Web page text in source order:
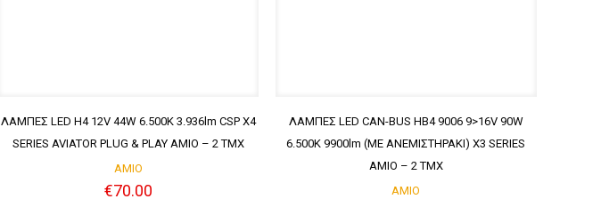
ΛΑΜΠΕΣ LED H4 12V 44W 6.500K 3.936lm CSP X4
SERIES AVIATOR PLUG & PLAY ΑΜΙΟ – 2 ΤMX
AMIO
€70.00
ΛΑΜΠΕΣ LED CAN-BUS HΒ4 9006 9>16V 90W
6.500K 9900lm (ΜΕ ΑΝΕΜΙΣΤΗΡΑΚΙ) X3 SERIES
AMIO – 2 ΤMX
AMIO